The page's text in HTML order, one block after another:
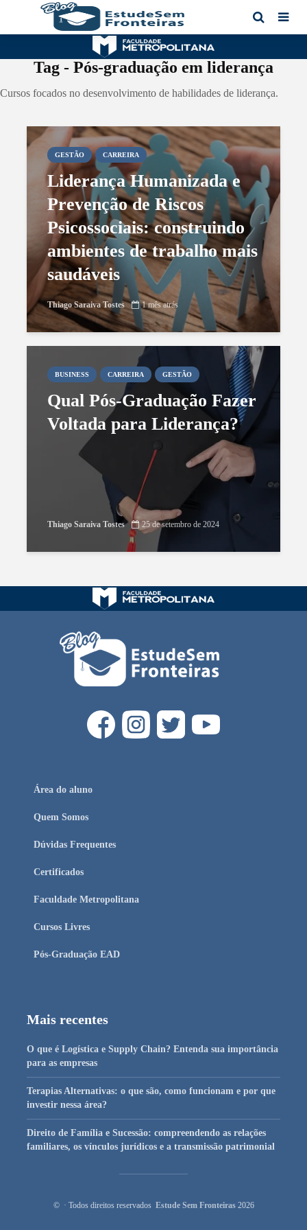
Tag - Pós-graduação em liderança
Cursos focados no desenvolvimento de habilidades de liderança.
GESTÃO CARREIRA
Liderança Humanizada e
Prevenção de Riscos
Psicossociais: construindo
ambientes de trabalho mais
saudáveis
Thiago Saraiva Tostes 1 mês atrás
BUSINESS CARREIRA GESTÃO
Qual Pós-Graduação Fazer
Voltada para Liderança?
Thiago Saraiva Tostes 25 de setembro de 2024
Área do aluno
Quem Somos
Dúvidas Frequentes
Certificados
Faculdade Metropolitana
Cursos Livres
Pós-Graduação EAD
Mais recentes
O que é Logística e Supply Chain? Entenda sua importância
para as empresas
Terapias Alternativas: o que são, como funcionam e por que
investir nessa área?
Direito de Família e Sucessão: compreendendo as relações
familiares, os vínculos jurídicos e a transmissão patrimonial
© · Todos direitos reservados Estude Sem Fronteiras 2026